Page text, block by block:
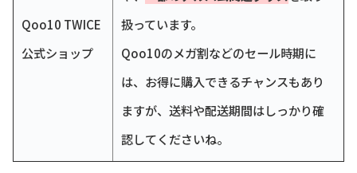
Qoo10 TWICE
公式ショップ
扱っています。
Qoo10のメガ割などのセール時期に
は、お得に購入できるチャンスもあり
ますが、送料や配送期間はしっかり確
認してくださいね。